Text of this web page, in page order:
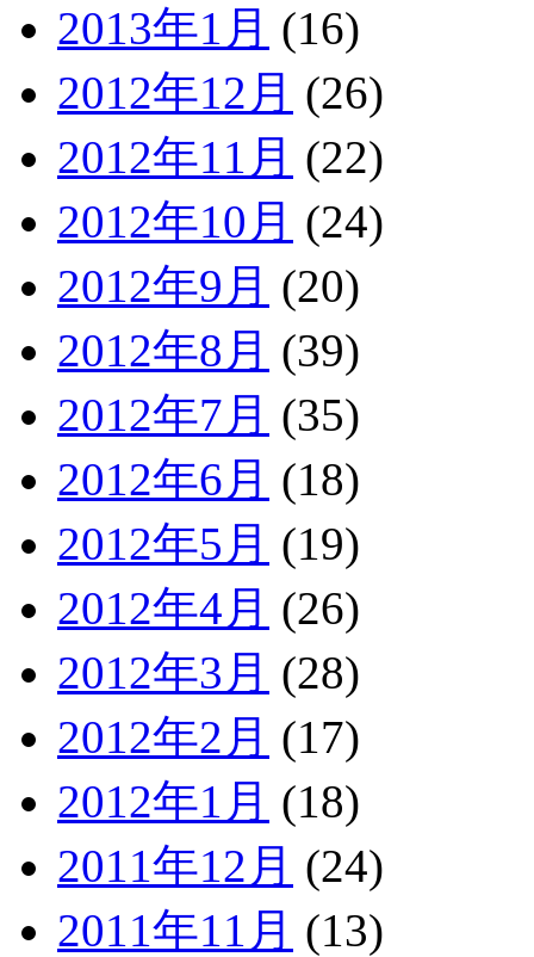
2013年1月 (16)
2012年12月 (26)
2012年11月 (22)
2012年10月 (24)
2012年9月 (20)
2012年8月 (39)
2012年7月 (35)
2012年6月 (18)
2012年5月 (19)
2012年4月 (26)
2012年3月 (28)
2012年2月 (17)
2012年1月 (18)
2011年12月 (24)
2011年11月 (13)